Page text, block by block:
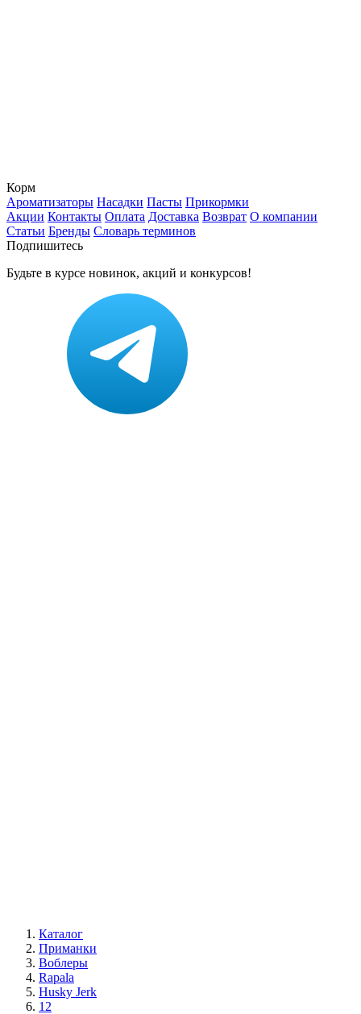
Корм
Ароматизаторы Насадки Пасты Прикормки
Акции Контакты Оплата Доставка Возврат О компании
Статьи Бренды Словарь терминов
Подпишитесь
Будьте в курсе новинок, акций и конкурсов!
Каталог
Приманки
Воблеры
Rapala
Husky Jerk
12